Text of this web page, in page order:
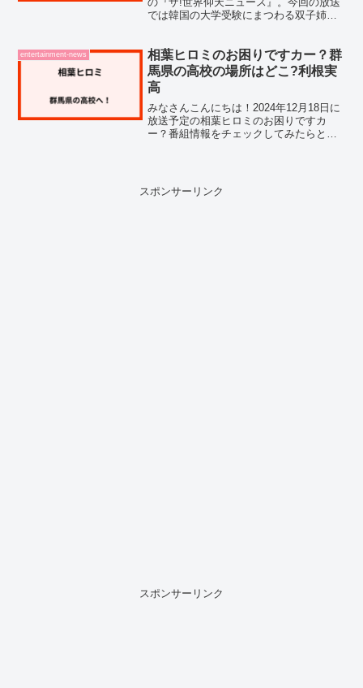
では韓国の大学受験にまつわる双子姉妹
て気になっている方も多いのではないで
しょうか？私も...
entertainment-news
相葉ヒロミのお困りですカー？群
馬県の高校の場所はどこ?利根実
高
みなさんこんにちは！2024年12月18日に
放送予定の相葉ヒロミのお困りですカ
ー？番組情報をチェックしてみたらとて
い」というお困りご...
スポンサーリンク
スポンサーリンク